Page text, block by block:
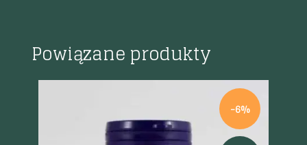
Powiązane produkty
-6%